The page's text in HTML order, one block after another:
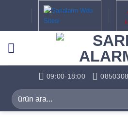
09:00-18:00
Ara: